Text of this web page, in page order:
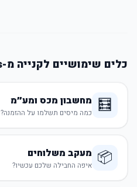
כלים שימושיים לקנייה מ-AliExpress
🧮 מחשבון מכס ומע״מ
כמה מיסים תשלמו על ההזמנה?
📦 מעקב משלוחים
איפה החבילה שלכם עכשיו?